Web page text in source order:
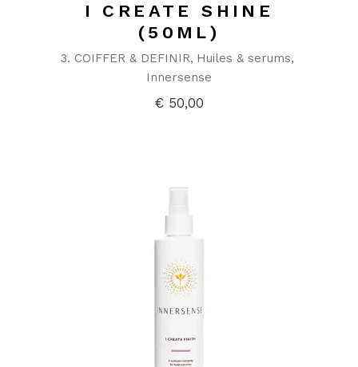
I CREATE SHINE
(50ML)
3. COIFFER & DEFINIR Huiles & serums
Innersense
€50,00